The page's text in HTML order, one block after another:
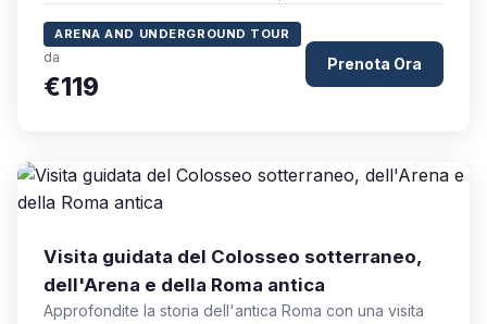
ARENA AND UNDERGROUND TOUR
da
€119
Prenota Ora
Visita guidata del Colosseo sotterraneo,
dell'Arena e della Roma antica
Approfondite la storia dell'antica Roma con una visita